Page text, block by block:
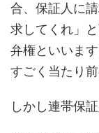
合、保証人に
求してくれ」
弁権といいます
すごく当たり前
しかし連帯保